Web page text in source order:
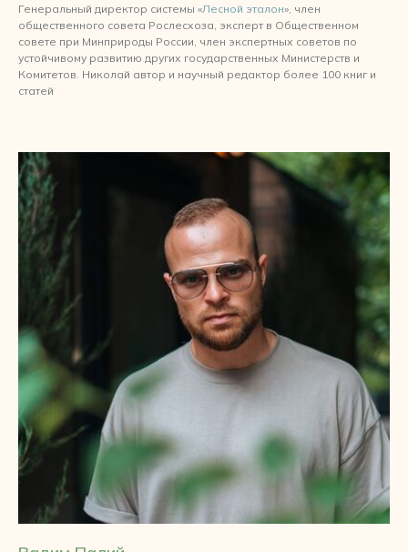
Генеральный директор системы «Лесной эталон», член
общественного совета Рослесхоза, эксперт в Общественном
совете при Минприроды России, член экспертных советов по
устойчивому развитию других государственных Министерств и
Комитетов. Николай автор и научный редактор более 100 книг и
статей